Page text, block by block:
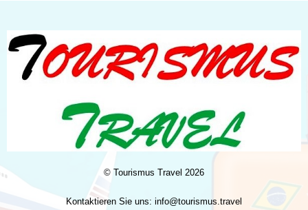
© Tourismus Travel 2026
Kontaktieren Sie uns: info@tourismus.travel